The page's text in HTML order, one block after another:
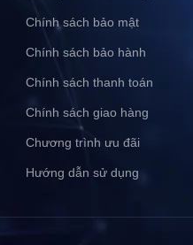
Chính sách bảo mật
Chính sách bảo hành
Chính sách thanh toán
Chính sách giao hàng
Chương trình ưu đãi
Hướng dẫn sử dụng